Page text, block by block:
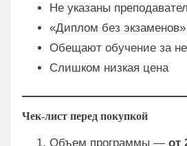
Не указаны
«Диплом без экзаменов»
Обещают обучение за
Слишком низкая цена
Чек-лист перед покупкой
Объем программы — от